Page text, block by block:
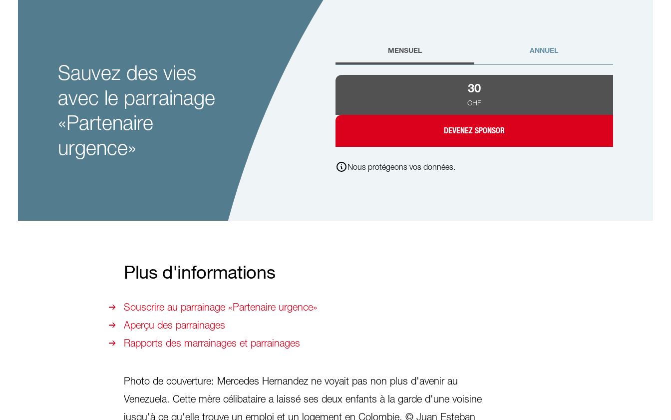
Sauvez des vies
avec le parrainage
«Partenaire
urgence»
MENSUEL ANNUEL
30
CHF
DEVENEZ SPONSOR
Nous protégeons vos données.
Plus d'informations
Souscrire au parrainage «Partenaire urgence»
Aperçu des parrainages
Rapports des marrainages et parrainages
Photo de couverture: Mercedes Hernandez ne voyait pas non plus d'avenir au
Venezuela. Cette mère célibataire a laissé ses deux enfants à la garde d'une voisine
jusqu'à ce qu'elle trouve un emploi et un logement en Colombie. © Juan Esteban